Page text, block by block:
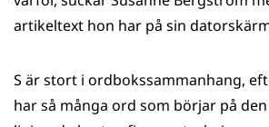
artikeltext hon har på sin
S är stort i ordbokssammanhang,
har så många ord som börjar på